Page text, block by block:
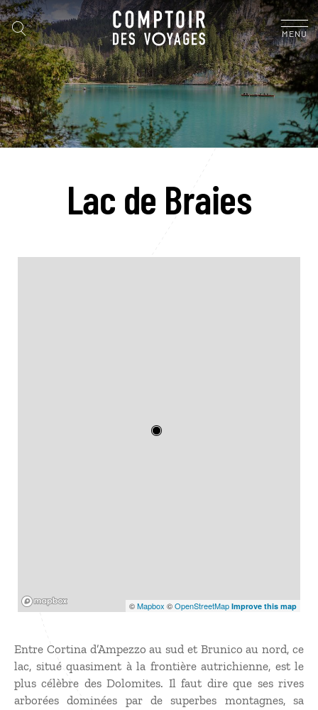
MENU
Lac de Braies
©Mapbox ©OpenStreetMap Improve this map
Entre Cortina d’Ampezzo au sud et Brunico au nord, ce
lac, situé quasiment à la frontière autrichienne, est le
plus célèbre des Dolomites. Il faut dire que ses rives
arborées dominées par de superbes montagnes, sa